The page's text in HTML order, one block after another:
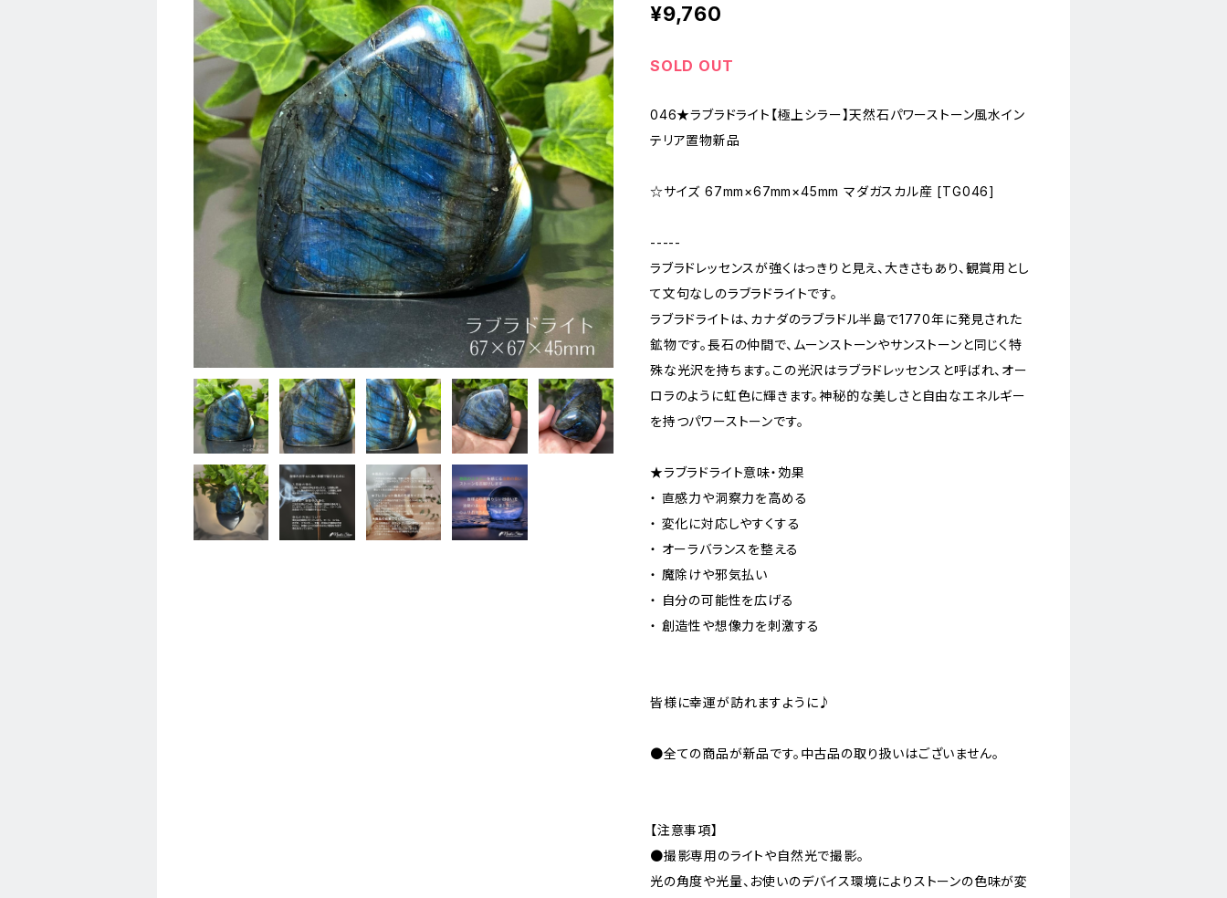
¥9,760
SOLD OUT
046★ラブラドライト【極上シラー】天然石パワーストーン風水イン
テリア置物新品
☆サイズ 67mm×67mm×45mm マダガスカル産 [TG046]
-----
ラブラドレッセンスが強くはっきりと見え、大きさもあり、観賞用とし
て文句なしのラブラドライトです。
ラブラドライトは、カナダのラブラドル半島で1770年に発見された
鉱物です。長石の仲間で、ムーンストーンやサンストーンと同じく特
殊な光沢を持ちます。この光沢はラブラドレッセンスと呼ばれ、オー
ロラのように虹色に輝きます。神秘的な美しさと自由なエネルギー
を持つパワーストーンです。
★ラブラドライト意味・効果
・ 直感力や洞察力を高める
・ 変化に対応しやすくする
・ オーラバランスを整える
・ 魔除けや邪気払い
・ 自分の可能性を広げる
・ 創造性や想像力を刺激する
皆様に幸運が訪れますように♪
●全ての商品が新品です。中古品の取り扱いはございません。
【注意事項】
●撮影専用のライトや自然光で撮影。
光の角度や光量、お使いのデバイス環境によりストーンの色味が変